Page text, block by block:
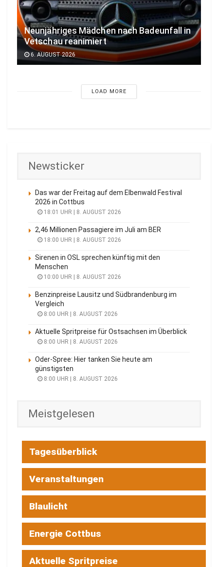
Neunjähriges Mädchen nach Badeunfall in
Vetschau reanimiert
6. AUGUST 2026
LOAD MORE
Newsticker
Das war der Freitag auf dem Elbenwald Festival
2026 in Cottbus
18:01 UHR | 8. AUGUST 2026
2,46 Millionen Passagiere im Juli am BER
18:00 UHR | 8. AUGUST 2026
Sirenen in OSL sprechen künftig mit den
Menschen
10:00 UHR | 8. AUGUST 2026
Benzinpreise Lausitz und Südbrandenburg im
Vergleich
8:00 UHR | 8. AUGUST 2026
Aktuelle Spritpreise für Ostsachsen im Überblick
8:00 UHR | 8. AUGUST 2026
Oder-Spree: Hier tanken Sie heute am
günstigsten
8:00 UHR | 8. AUGUST 2026
Meistgelesen
Tagesüberblick
Veranstaltungen
Blaulicht
Energie Cottbus
Aktuelle Spritpreise